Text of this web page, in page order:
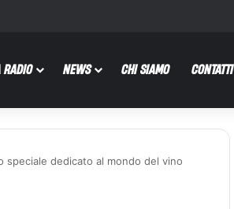
RADIO NEWS CHI SIAMO CONTATTI
speciale dedicato al mondo del vino